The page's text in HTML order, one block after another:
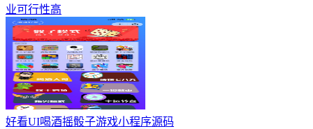
业可行性高
好看UI喝酒摇骰子游戏小程序源码